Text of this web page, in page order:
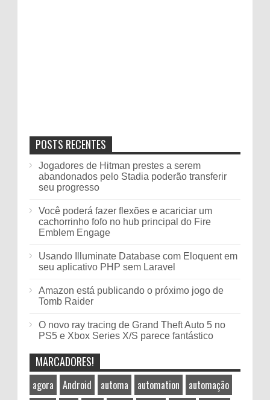
POSTS RECENTES
Jogadores de Hitman prestes a serem
abandonados pelo Stadia poderão transferir
seu progresso
Você poderá fazer flexões e acariciar um
cachorrinho fofo no hub principal do Fire
Emblem Engage
Usando Illuminate Database com Eloquent em
seu aplicativo PHP sem Laravel
Amazon está publicando o próximo jogo de
Tomb Raider
O novo ray tracing de Grand Theft Auto 5 no
PS5 e Xbox Series X/S parece fantástico
MARCADORES!
agora Android automa automation
automação